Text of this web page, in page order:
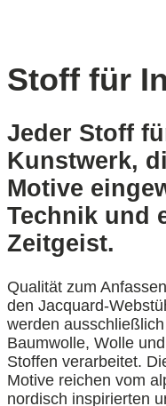
Stoff für
Jeder Stoff
Kunstwerk,
Motive
Technik und
Zeitgeist.
Qualität zum
den Jacquard-
werden
Baumwolle, Wolle
Stoffen verarbeitet.
Motive reichen vom
nordisch inspirierten